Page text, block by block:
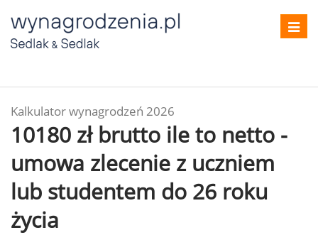
Kalkulator wynagrodzeń 2026
10180 zł brutto ile to netto -
umowa zlecenie z uczniem
lub studentem do 26 roku
życia